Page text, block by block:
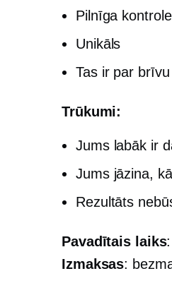
Pilnīga kontrole
Unikāls
Tas ir par brīvu
Trūkumi:
Jums labāk ir
Jums jāzina,
Rezultāts
Pavadītais laiks
Izmaksas: